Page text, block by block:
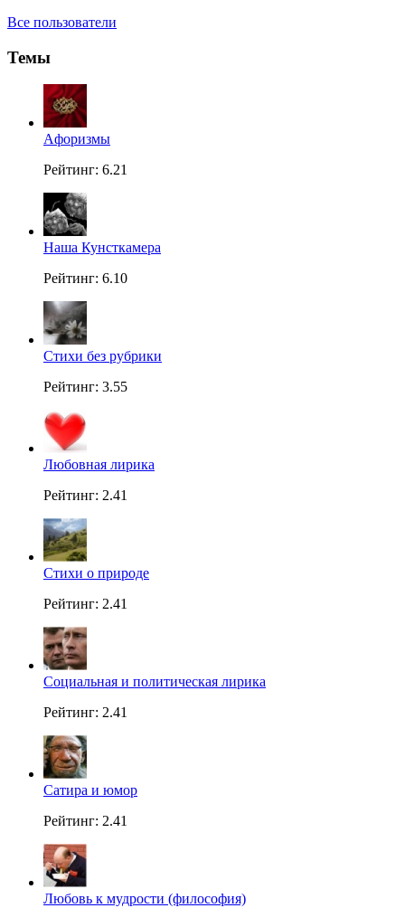
Все пользователи
Темы
Aфоризмы
Рейтинг: 6.21
Наша Кунсткамера
Рейтинг: 6.10
Стихи без рубрики
Рейтинг: 3.55
Любовная лирика
Рейтинг: 2.41
Стихи о природе
Рейтинг: 2.41
Социальная и политическая лирика
Рейтинг: 2.41
Сатира и юмор
Рейтинг: 2.41
Любовь к мудрости (философия)